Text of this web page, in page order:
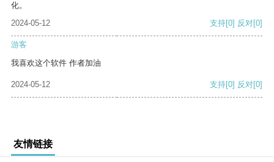
化。
2024-05-12
支持[0] 反对[0]
游客
我喜欢这个软件 作者加油
2024-05-12 支持[0] 反对[0]
友情链接